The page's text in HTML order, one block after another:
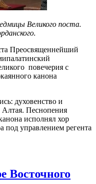
Великого поста.
Преосвященнейший
повечерия с
канона
духовенство и
Алтая. Песнопения
исполнял хор
под управлением регента
Восточного